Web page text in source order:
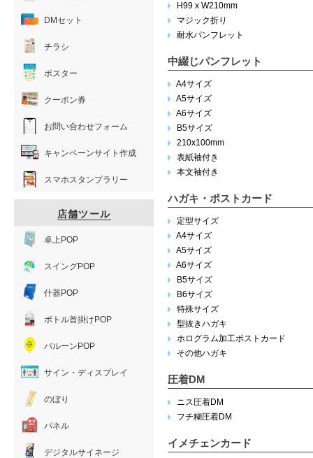
H99 x W210mm
マジック折り
耐水パンフレット
中綴じパンフレット
A4サイズ
A5サイズ
A6サイズ
B5サイズ
210x100mm
表紙袖付き
本文袖付き
ハガキ・ポストカード
定型サイズ
A4サイズ
A5サイズ
A6サイズ
B5サイズ
B6サイズ
特殊サイズ
型抜きハガキ
ホログラム加工ポストカード
その他ハガキ
圧着DM
ニス圧着DM
フチ糊圧着DM
イメチェンカード
DMセット
チラシ
ポスター
クーポン券
お問い合わせフォーム
キャンペーンサイト作成
スマホスタンプラリー
店舗ツール
卓上POP
スイングPOP
什器POP
ボトル首掛けPOP
バルーンPOP
サイン・ディスプレイ
のぼり
パネル
デジタルサイネージ